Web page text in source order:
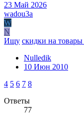
23 Май 2026
wadou3a
W
N
Ищу скидки на
Nulledik
10 Июн 2010
4 5 6 7 8
Ответы
77